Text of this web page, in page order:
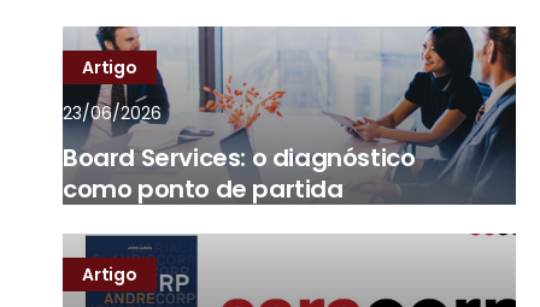
Artigo
23/06/2026
Board Services: o diagnóstico
como ponto de partida
Artigo